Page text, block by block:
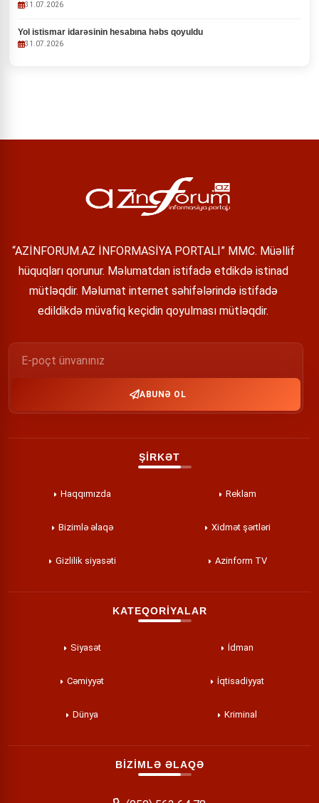
31.07.2026
Yol istismar idarəsinin hesabına həbs qoyuldu
31.07.2026
“AZİNFORUM.AZ İNFORMASİYA PORTALI” MMC. Müəllif
hüquqları qorunur. Məlumatdan istifadə etdikdə istinad
mütləqdir. Məlumat internet səhifələrində istifadə
edildikdə müvafiq keçidin qoyulması mütləqdir.
ABUNƏ OL
ŞİRKƏT
Haqqımızda Reklam
Bizimlə əlaqə Xidmət şərtləri
Gizlilik siyasəti Azinform TV
KATEQORİYALAR
Siyasət İdman
Cəmiyyət İqtisadiyyat
Dünya Kriminal
BİZİMLƏ ƏLAQƏ